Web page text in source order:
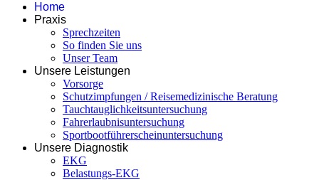
Home
Praxis
Sprechzeiten
So finden Sie uns
Unser Team
Unsere Leistungen
Vorsorge
Schutzimpfungen / Reisemedizinische Beratung
Tauchtauglichkeitsuntersuchung
Fahrerlaubnisuntersuchung
Sportbootführerscheinuntersuchung
Unsere Diagnostik
EKG
Belastungs-EKG